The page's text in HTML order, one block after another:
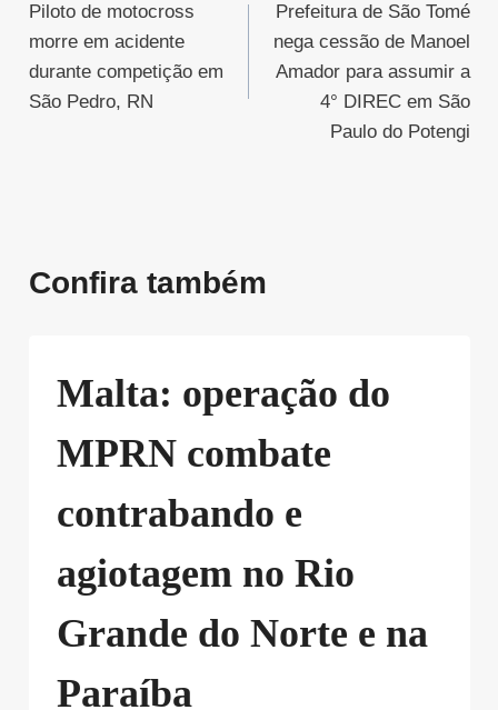
de
Post
Piloto de motocross
morre em acidente
durante competição em
São Pedro, RN
Prefeitura de São Tomé
nega cessão de Manoel
Amador para assumir a
4° DIREC em São
Paulo do Potengi
Confira também
Malta: operação do
MPRN combate
contrabando e
agiotagem no Rio
Grande do Norte e na
Paraíba